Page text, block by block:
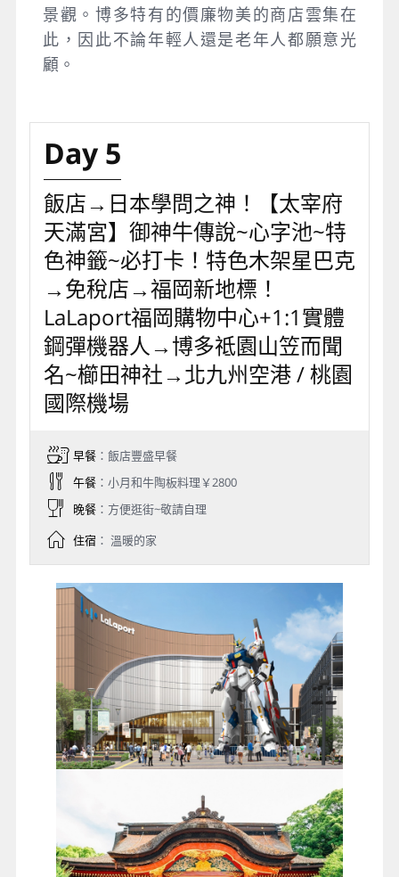
景觀。博多特有的價廉物美的商店雲集在
此，因此不論年輕人還是老年人都願意光
顧。
Day 5
飯店→日本學問之神！【太宰府
天滿宮】御神牛傳說~心字池~特
色神籤~必打卡！特色木架星巴克
→免稅店→福岡新地標！
LaLaport福岡購物中心+1:1實體
鋼彈機器人→博多祗園山笠而聞
名~櫛田神社→北九州空港 / 桃園
國際機場
早餐：飯店豐盛早餐
午餐：小月和牛陶板料理￥2800
晚餐：方便逛街~敬請自理
住宿： 溫暖的家